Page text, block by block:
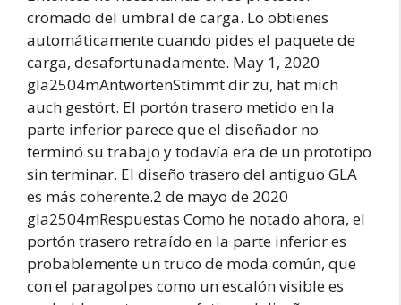
cromado del umbral de carga. Lo obtienes
automáticamente cuando pides el paquete de
carga, desafortunadamente. May 1, 2020
gla2504mAntwortenStimmt dir zu, hat mich
auch gestört. El portón trasero metido en la
parte inferior parece que el diseñador no
terminó su trabajo y todavía era de un prototipo
sin terminar. El diseño trasero del antiguo GLA
es más coherente.2 de mayo de 2020
gla2504mRespuestas Como he notado ahora, el
portón trasero retraído en la parte inferior es
probablemente un truco de moda común, que
con el paragolpes como un escalón visible es